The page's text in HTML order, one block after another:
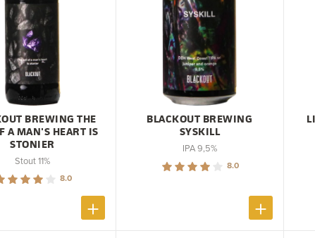
BREWING THE
A MAN'S HEART IS
STONIER
Stout 11%
8.0
BLACKOUT BREWING
SYSKILL
IPA 9,5%
8.0